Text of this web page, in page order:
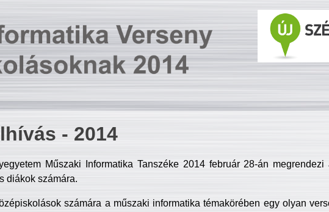
- 2014
Műszaki Informatika Tanszéke 2014 február 28-án
diákok számára.
számára a műszaki informatika témakörében egy olyan